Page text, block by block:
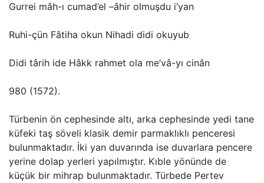
Gurrei mâh-ı cumad’el –âhir olmuşdu i’yan
Ruhi-çün Fâtiha okun Nihadi didi okuyub
Didi târih ide Hâkk rahmet ola me’vâ-yı cinân
980 (1572).
Türbenin ön cephesinde altı, arka cephesinde yedi tane
küfeki taş söveli klasik demir parmaklıklı penceresi
bulunmaktadır. İki yan duvarında ise duvarlara pencere
yerine dolap yerleri yapılmıştır. Kıble yönünde de
küçük bir mihrap bulunmaktadır. Türbede Pertev